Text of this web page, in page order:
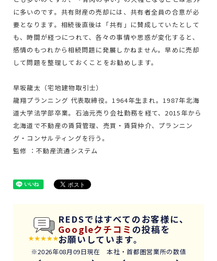
に多いのです。共有財産の売却には、共有者全員の合意が必
要となります。相続後直後は「共有」に賛成していたとして
も、時間が経つにつれて、各々の事情や思惑が変化すると、
感情のもつれから相続問題に発展しかねません。早めに売却
して問題を整理しておくことをお勧めします。
早坂龍太（宅地建物取引士）
龍翔プランニング 代表取締役。1964年生まれ。1987年北海
道大学法学部卒業。石油元売り会社勤務を経て、2015年から
北海道で不動産の賃貸管理、売買・賃貸仲介、プランニン
グ・コンサルティングを行う。
監修 ：不動産流通システム
REDSではすべてのお客様に、
Googleクチコミ の投稿を
お願いしています。
※2026年08月09日現在 本社・首都圏営業所の数値